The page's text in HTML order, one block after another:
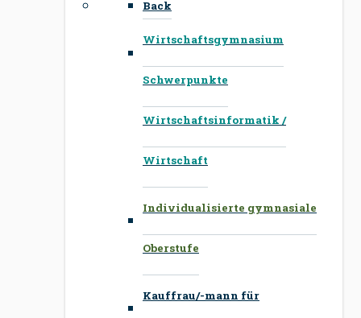
Back
Wirtschaftsgymnasium
Schwerpunkte
Wirtschaftsinformatik /
Wirtschaft
Individualisierte gymnasiale
Oberstufe
Kauffrau/-mann für